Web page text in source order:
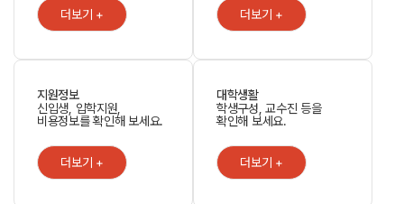
더보기 + 더보기 +
지원정보
신입생, 입학지원,
비용정보를 확인해 보세요.
더보기 +
대학생활
학생구성, 교수진 등을
확인해 보세요.
더보기 +